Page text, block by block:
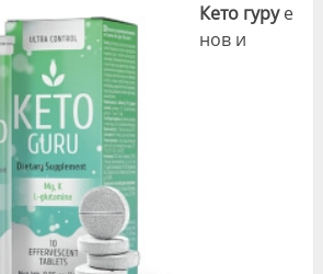
Кето гуруе
нов и